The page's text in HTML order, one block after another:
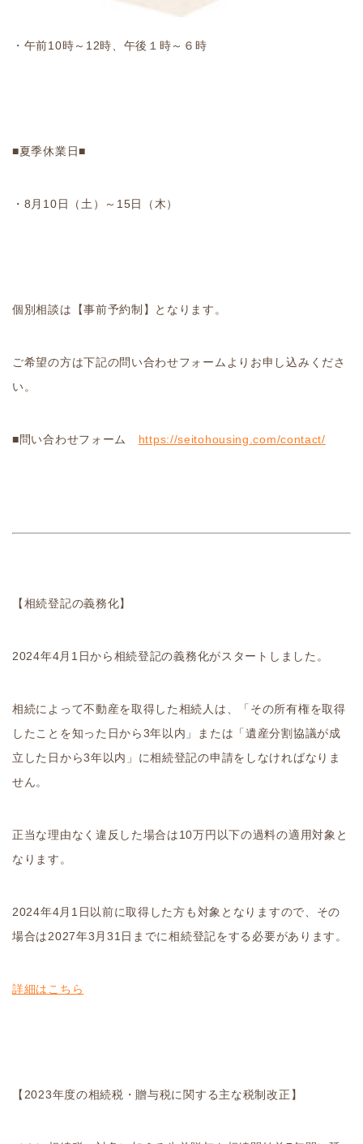
・午前10時～12時、午後１時～６時
■夏季休業日■
・8月10日（土）～15日（木）
個別相談は【事前予約制】となります。
ご希望の方は下記の問い合わせフォームよりお申し込みくださ
い。
■問い合わせフォーム https://seitohousing.com/contact/
【相続登記の義務化】
2024年4月1日から相続登記の義務化がスタートしました。
相続によって不動産を取得した相続人は、「その所有権を取得
したことを知った日から3年以内」または「遺産分割協議が成
立した日から3年以内」に相続登記の申請をしなければなりま
せん。
正当な理由なく違反した場合は10万円以下の過料の適用対象と
なります。
2024年4月1日以前に取得した方も対象となりますので、その
場合は2027年3月31日までに相続登記をする必要があります。
詳細はこちら
【2023年度の相続税・贈与税に関する主な税制改正】